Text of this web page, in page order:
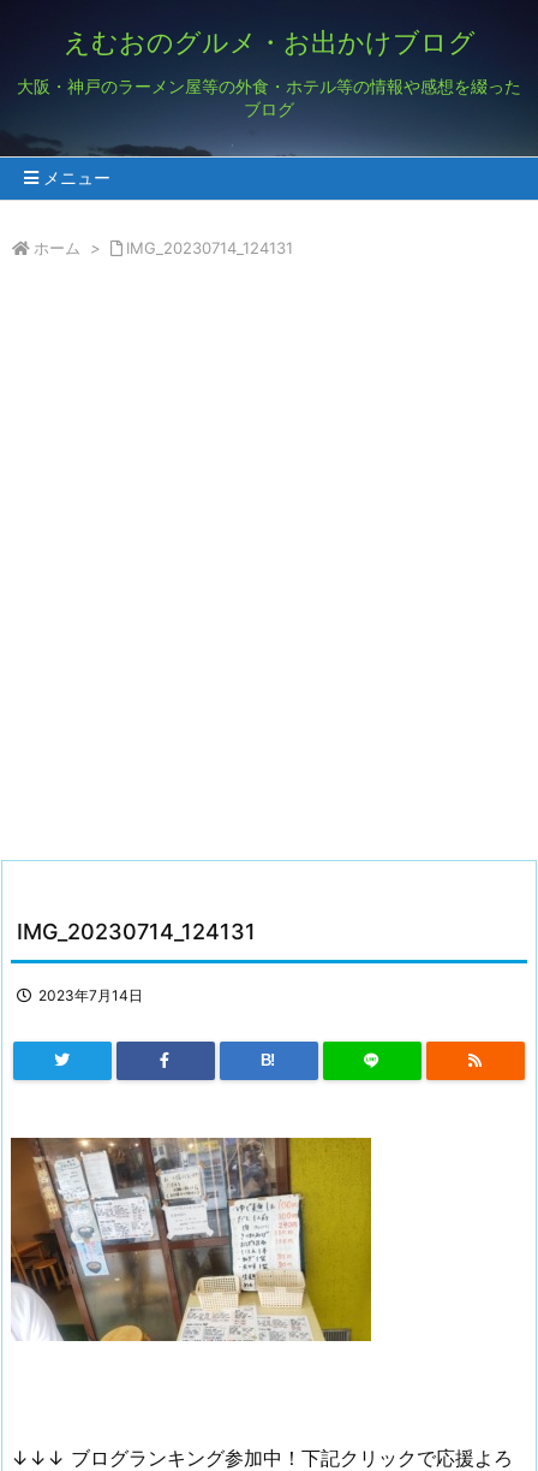
えむおのグルメ・お出かけブログ
大阪・神戸のラーメン屋等の外食・ホテル等の情報や感想を綴った
ブログ
メニュー
ホーム > IMG_20230714_124131
IMG_20230714_124131
2023年7月14日
B!
↓↓↓ ブログランキング参加中！下記クリックで応援よろ